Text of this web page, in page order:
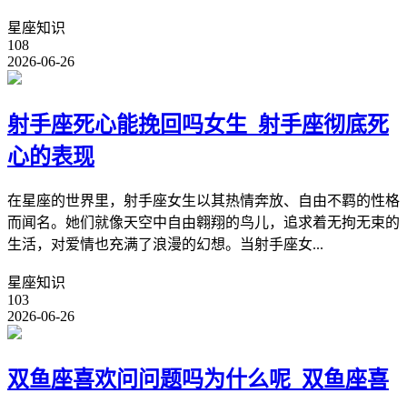
星座知识
108
2026-06-26
射手座死心能挽回吗女生_射手座彻底死
心的表现
在星座的世界里，射手座女生以其热情奔放、自由不羁的性格
而闻名。她们就像天空中自由翱翔的鸟儿，追求着无拘无束的
生活，对爱情也充满了浪漫的幻想。当射手座女...
星座知识
103
2026-06-26
双鱼座喜欢问问题吗为什么呢_双鱼座喜